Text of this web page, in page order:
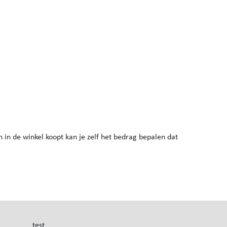
de winkel koopt kan je zelf het bedrag bepalen dat